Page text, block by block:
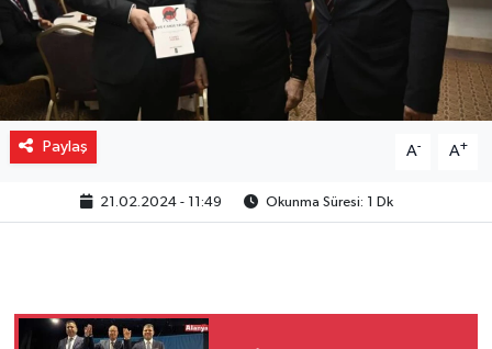
Paylaş A- A+
21.02.2024 - 11:49 Okunma Süresi: 1 Dk